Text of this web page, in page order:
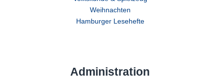
Weihnachten
Hamburger Lesehefte
Administration